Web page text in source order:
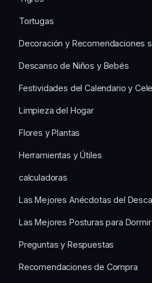
Tortugas
Decoración y Recomendaciones
Descanso de Niños y Bebés
Festividades del Calendario y
Limpieza del Hogar
Flores y Plantas
Herramientas y Útiles
calculadoras
Las Mejores Anécdotas del
Las Mejores Posturas para Dormir
Preguntas y Respuestas
Recomendaciones de Compra